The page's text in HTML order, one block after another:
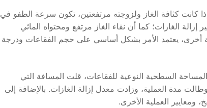
كانت كثافة الغاز ولزوجته مرتفعتين، تكون سرعة الطفو في
الغازات؛ كما أن نقاء الغاز مرتفع ومحتواه المائي
أخرى، يعتمد الأمر بشكل أساسي على حجم الفقاعات ودرجة
السطحية النوعية للفقاعات، قلت المسافة التي
مدة العملية، وزادت معدل إزالة الغازات. بالإضافة إلى
ومعايير العملية الأخرى.